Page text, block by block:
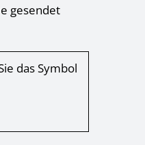
gesendet
das Symbol